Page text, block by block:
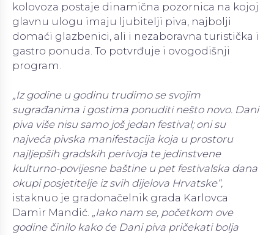
kolovoza postaje dinamična pozornica na kojoj
glavnu ulogu imaju ljubitelji piva, najbolji
domaći glazbenici, ali i nezaboravna turistička i
gastro ponuda. To potvrđuje i ovogodišnji
program.
„Iz godine u godinu trudimo se svojim
sugrađanima i gostima ponuditi nešto novo. Dani
piva više nisu samo još jedan festival; oni su
najveća pivska manifestacija koja u prostoru
najljepših gradskih perivoja te jedinstvene
kulturno-povijesne baštine u pet festivalska dana
okupi posjetitelje iz svih dijelova Hrvatske“,
istaknuo je gradonačelnik grada Karlovca
Damir Mandić. „Iako nam se, početkom ove
godine činilo kako će Dani piva pričekati bolja